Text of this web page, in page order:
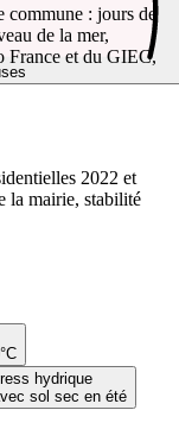
hydrique
sol sec en été
: jours de
de la mer,
France et du GIEC,
2022 et
la mairie, stabilité